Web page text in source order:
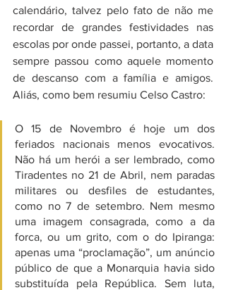
calendário, talvez pelo fato de não me
recordar de grandes festividades nas
escolas por onde passei, portanto, a data
sempre passou como aquele momento
de descanso com a família e amigos.
Aliás, como bem resumiu Celso Castro:
O 15 de Novembro é hoje um dos
feriados nacionais menos evocativos.
Não há um herói a ser lembrado, como
Tiradentes no 21 de Abril, nem paradas
militares ou desfiles de estudantes,
como no 7 de setembro. Nem mesmo
uma imagem consagrada, como a da
forca, ou um grito, com o do Ipiranga:
apenas uma “proclamação”, um anúncio
público de que a Monarquia havia sido
substituída pela República. Sem luta,